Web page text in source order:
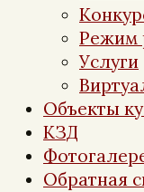
Режим
Услуги
Объекты
КЗД
Обратная